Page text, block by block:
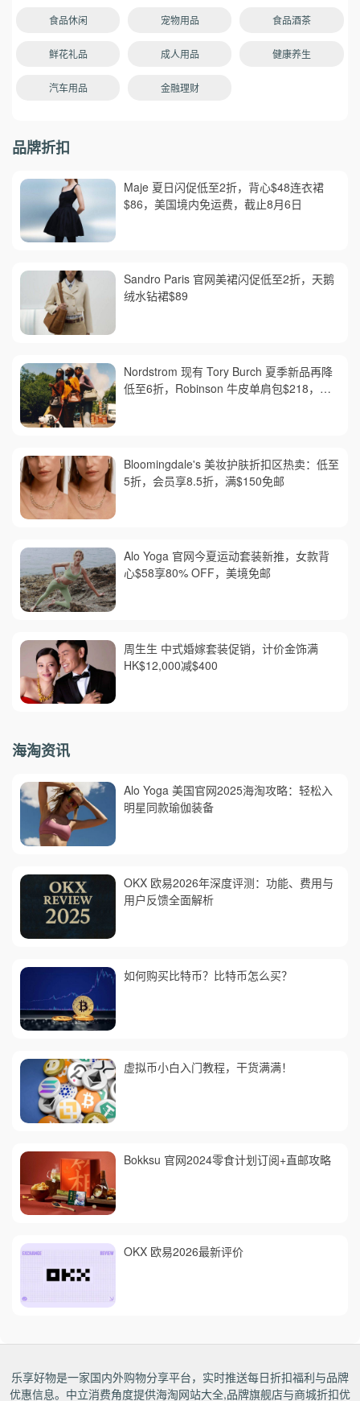
食品休闲 宠物用品 食品酒茶
鲜花礼品 成人用品 健康养生
汽车用品 金融理财
品牌折扣
Maje 夏日闪促低至2折，背心$48连衣裙
$86，美国境内免运费，截止8月6日
Sandro Paris 官网美裙闪促低至2折，天鹅
绒水钻裙$89
Nordstrom 现有 Tory Burch 夏季新品再降
低至6折，Robinson 牛皮单肩包$218，买
Bloomingdale's 美妆护肤折扣区热卖：低至
5折，会员享8.5折，满$150免邮
Alo Yoga 官网今夏运动套装新推，女款背
心$58享80% OFF，美境免邮
周生生 中式婚嫁套装促销，计价金饰满
HK$12,000减$400
海淘资讯
Alo Yoga 美国官网2025海淘攻略：轻松入
明星同款瑜伽装备
OKX 欧易2026年深度评测：功能、费用与
用户反馈全面解析
如何购买比特币？比特币怎么买？
虚拟币小白入门教程，干货满满！
Bokksu 官网2024零食计划订阅+直邮攻略
OKX 欧易2026最新评价
乐享好物是一家国内外购物分享平台，实时推送每日折扣福利与品牌
优惠信息。中立消费角度提供海淘网站大全,品牌旗舰店与商城折扣优